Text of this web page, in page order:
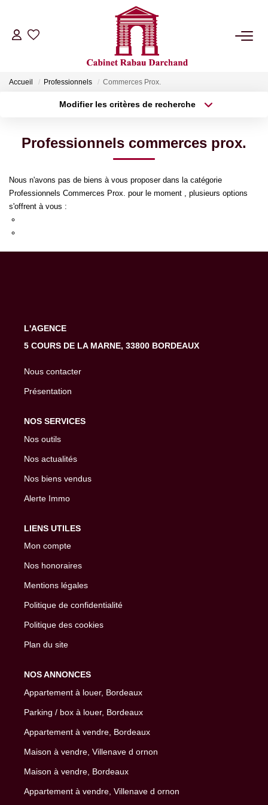
LOCATIONS
Accueil Professionnels Commerces Prox.
Modifier les critères de recherche
Type de bien
Budget max Plus de critères
Professionnels commerces prox.
Nous n'avons pas de biens à vous proposer dans la catégorie
Professionnels Commerces Prox. pour le moment , plusieurs options
s'offrent à vous :
L'AGENCE
5 COURS DE LA MARNE, 33800 BORDEAUX
Nous contacter
Présentation
NOS SERVICES
Nos outils
Nos actualités
Nos biens vendus
Alerte Immo
LIENS UTILES
Mon compte
Nos honoraires
Mentions légales
Politique de confidentialité
Politique des cookies
Plan du site
NOS ANNONCES
Appartement à louer, Bordeaux
Parking / box à louer, Bordeaux
Appartement à vendre, Bordeaux
Maison à vendre, Villenave d ornon
Maison à vendre, Bordeaux
Appartement à vendre, Villenave d ornon